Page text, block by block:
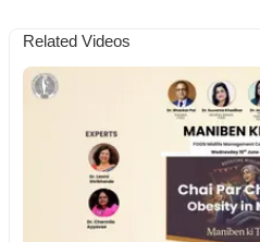
Related Videos